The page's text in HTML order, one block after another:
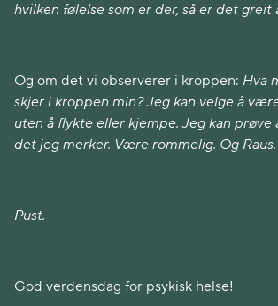
hvilken følelse som er der, så er det greit
Og om det vi observerer i kroppen: Hva
skjer i kroppen min? Jeg kan velge å
uten å flykte eller kjempe. Jeg kan prøve
det jeg merker. Være rommelig. Og Raus.
Pust.
God verdensdag for psykisk helse!